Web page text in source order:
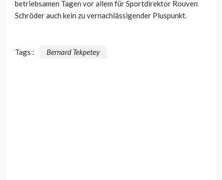
betriebsamen Tagen vor allem für Sportdirektor Rouven
Schröder auch kein zu vernachlässigender Pluspunkt.
Tags : Bernard Tekpetey